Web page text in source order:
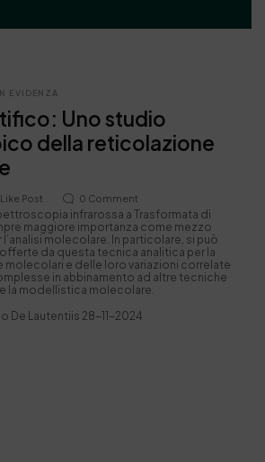
EVIDENZA
Uno studio
della reticolazione
Like Post 0 Comment
infrarossa a Trasformata di
maggiore importanza come mezzo
molecolare. In particolare, si può
da questa tecnica analitica per la
molecolari e delle loro variazioni correlate
in abbinamento ad altre tecniche
la modellistica molecolare.
De Lautentiis 28-11-2024